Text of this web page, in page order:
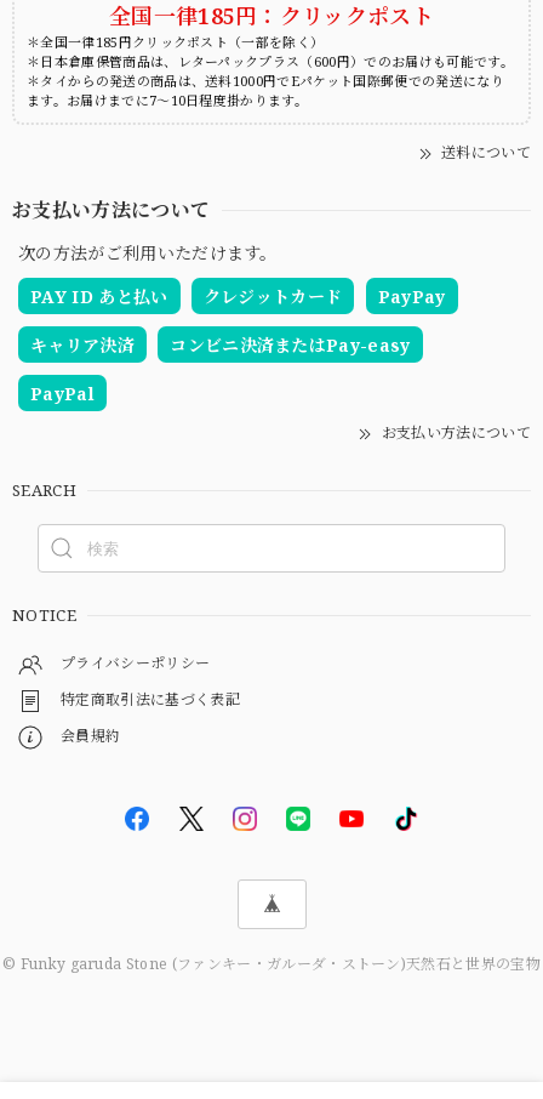
全国一律185円：クリックポスト
＊全国一律185円クリックポスト（一部を除く）
＊日本倉庫保管商品は、レターパックプラス（600円）でのお届けも可能です。
＊タイからの発送の商品は、送料1000円でEパケット国際郵便での発送になり
ます。お届けまでに7～10日程度掛かります。
送料について
お支払い方法について
次の方法がご利用いただけます。
PAY ID あと払い
クレジットカード PayPay
キャリア決済 コンビニ決済またはPay-easy
PayPal
お支払い方法について
SEARCH
NOTICE
プライバシーポリシー
特定商取引法に基づく表記
会員規約
© Funky garuda Stone (ファンキー・ガルーダ・ストーン)天然石と世界の宝物